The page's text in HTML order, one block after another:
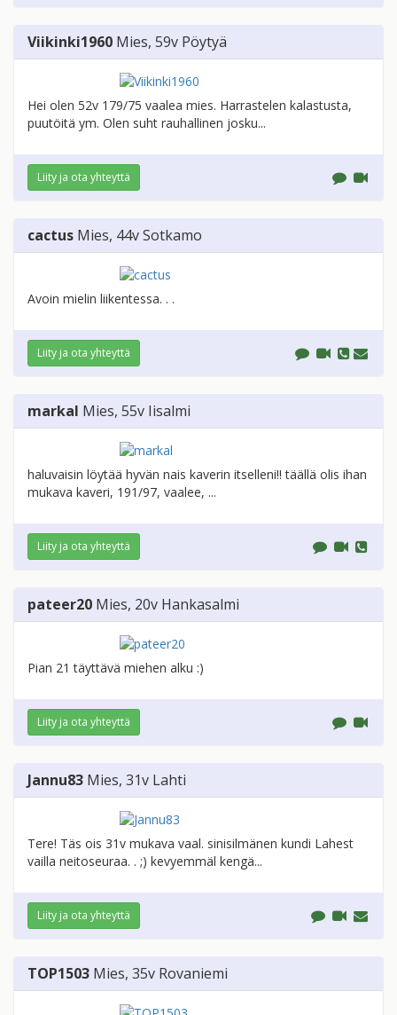
Viikinki1960 Mies, 59v Pöytyä
Hei olen 52v 179/75 vaalea mies. Harrastelen kalastusta,
puutöitä ym. Olen suht rauhallinen josku...
Liity ja ota yhteyttä
cactus Mies, 44vSotkamo
Avoin mielin liikentessa. . .
Liity ja ota yhteyttä
markal Mies, 55v Iisalmi
haluvaisin löytää hyvän nais kaverin itselleni!! täällä olis ihan
mukava kaveri, 191/97, vaalee, ...
Liity ja ota yhteyttä
pateer20 Mies, 20v Hankasalmi
Pian 21 täyttävä miehen alku :)
Liity ja ota yhteyttä
Jannu83 Mies, 31v Lahti
Tere! Täs ois 31v mukava vaal. sinisilmänen kundi Lahest
vailla neitoseuraa. . ;) kevyemmäl kengä...
Liity ja ota yhteyttä
TOP1503 Mies, 35v Rovaniemi